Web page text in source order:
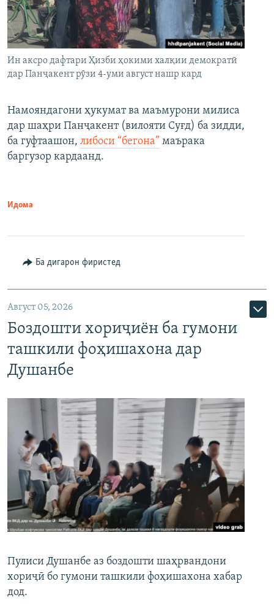
Ин аксро дафтари Ҳизби ҳокими халқии демократӣ
дар Панҷакент рӯзи 4-уми август нашр кард
Намояндагони ҳукумат ва маъмурони милиса
дар шаҳри Панҷакент (вилояти Суғд) ба зидди,
ба гуфтаашон, либоси “бегона” маърака
баргузор кардаанд.
Идома
Ба дигарон фиристед
Август 05, 2026
Боздошти хориҷиён ба гумони
ташкили фоҳишахона дар
Душанбе
Пулиси Душанбе аз боздошти шаҳрвандони
хориҷӣ бо гумони ташкили фоҳишахона хабар
дод.